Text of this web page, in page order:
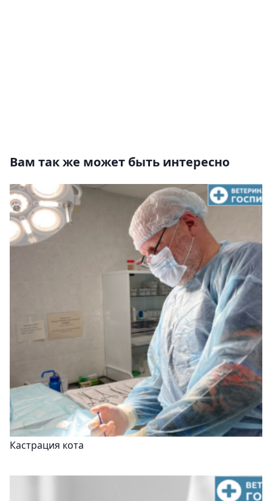
Вам так же может быть интересно
Кастрация кота